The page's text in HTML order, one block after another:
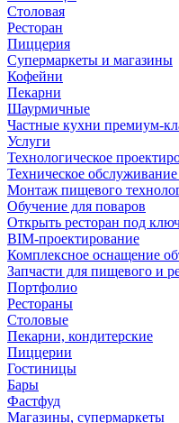
Столовая
Ресторан
Пиццерия
Супермаркеты и магазины
Кофейни
Пекарни
Шаурмичные
Частные кухни премиум-
Услуги
Технологическое
Техническое
Монтаж пищевого
Обучение для поваров
Открыть ресторан под
BIM-проектирование
Комплексное оснащение
Запчасти для пищевого и
Портфолио
Рестораны
Столовые
Пекарни, кондитерские
Пиццерии
Гостиницы
Бары
Фастфуд
Магазины, супермаркеты